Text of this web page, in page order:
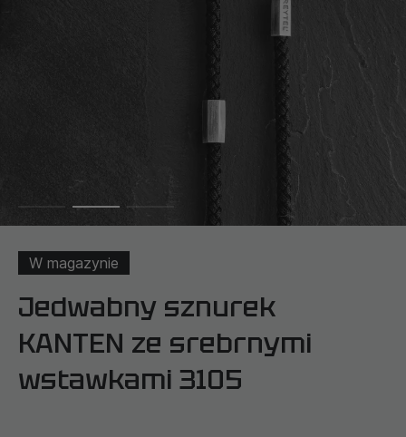
W magazynie
Jedwabny sznurek
KANTEN ze srebrnymi
wstawkami 3105